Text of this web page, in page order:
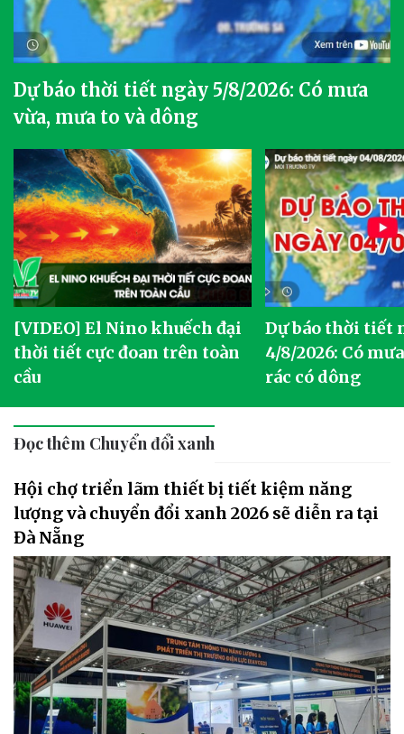
Dự báo thời tiết ngày 5/8/2026: Có mưa
vừa, mưa to và dông
[VIDEO] El Nino khuếch đại
thời tiết cực đoan trên toàn
cầu
Dự báo thời tiết
4/8/2026: Có
rác có dông
Đọc thêm Chuyển đổi xanh
Hội chợ triển lãm thiết bị tiết kiệm năng
lượng và chuyển đổi xanh 2026 sẽ diễn ra tại
Đà Nẵng